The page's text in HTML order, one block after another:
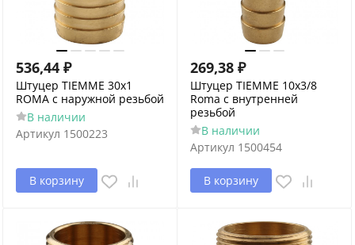
536,44 ₽
Штуцер TIEMME 30x1
ROMA с наружной резьбой
В наличии
Артикул 1500223
В корзину
269,38 ₽
Штуцер TIEMME 10x3/8
Roma с внутренней
резьбой
В наличии
Артикул 1500454
В корзину